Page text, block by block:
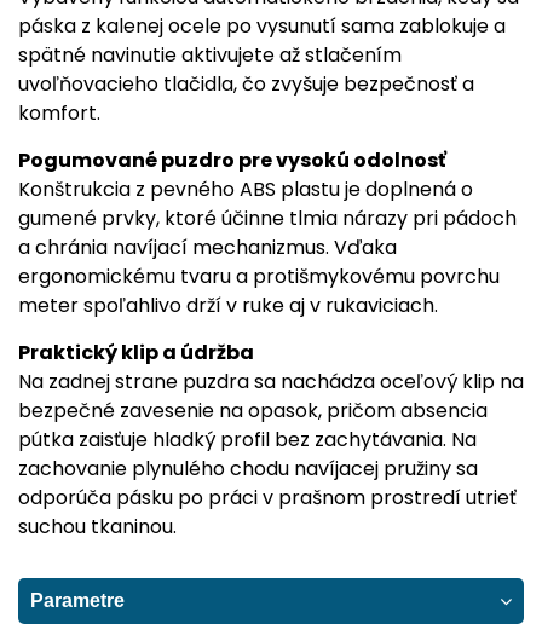
páska z kalenej ocele po vysunutí sama zablokuje a
spätné navinutie aktivujete až stlačením
uvoľňovacieho tlačidla, čo zvyšuje bezpečnosť a
komfort.
Pogumované puzdro pre vysokú odolnosť
Konštrukcia z pevného ABS plastu je doplnená o
gumené prvky, ktoré účinne tlmia nárazy pri pádoch
a chránia navíjací mechanizmus. Vďaka
ergonomickému tvaru a protišmykovému povrchu
meter spoľahlivo drží v ruke aj v rukaviciach.
Praktický klip a údržba
Na zadnej strane puzdra sa nachádza oceľový klip na
bezpečné zavesenie na opasok, pričom absencia
pútka zaisťuje hladký profil bez zachytávania. Na
zachovanie plynulého chodu navíjacej pružiny sa
odporúča pásku po práci v prašnom prostredí utrieť
suchou tkaninou.
Parametre